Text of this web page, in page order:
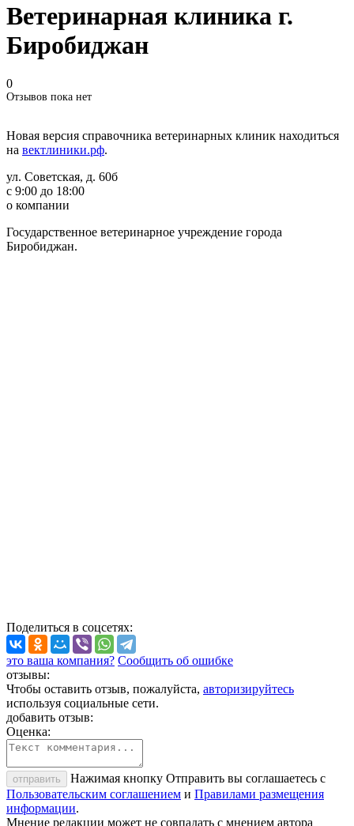
Ветеринарная клиника г.
Биробиджан
0
Отзывов пока нет
Новая версия справочника ветеринарных клиник находиться
на вектлиники.рф.
ул. Советская, д. 60б
с 9:00 до 18:00
о компании
Государственное ветеринарное учреждение города
Биробиджан.
Поделиться в соцсетях:
это ваша компания? Сообщить об ошибке
отзывы:
Чтобы оставить отзыв, пожалуйста, авторизируйтесь
используя социальные сети.
добавить отзыв:
Оценка:
отправить
Нажимая кнопку Отправить вы соглашаетесь с
Пользовательским соглашением и Правилами размещения
информации.
Мнение редакции может не совпадать с мнением автора